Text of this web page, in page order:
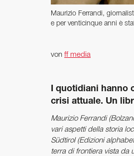
Maurizio Ferrandi,
e per venticinque anni è
von ff media
I quotidiani hanno
crisi attuale. Un
Maurizio Ferrandi
vari aspetti della storia
Südtirol (Edizioni
terra di frontiera vista da